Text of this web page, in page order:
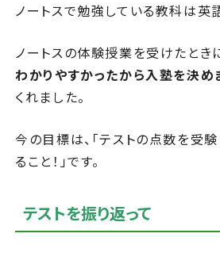
ノートスで勉強している教科は英
ノートスの体験授業を受けたとき
わかりやすかったから入塾を決め
くれました。
今の目標は、「テストの点数を受
ること！」です。
テストを振り返って